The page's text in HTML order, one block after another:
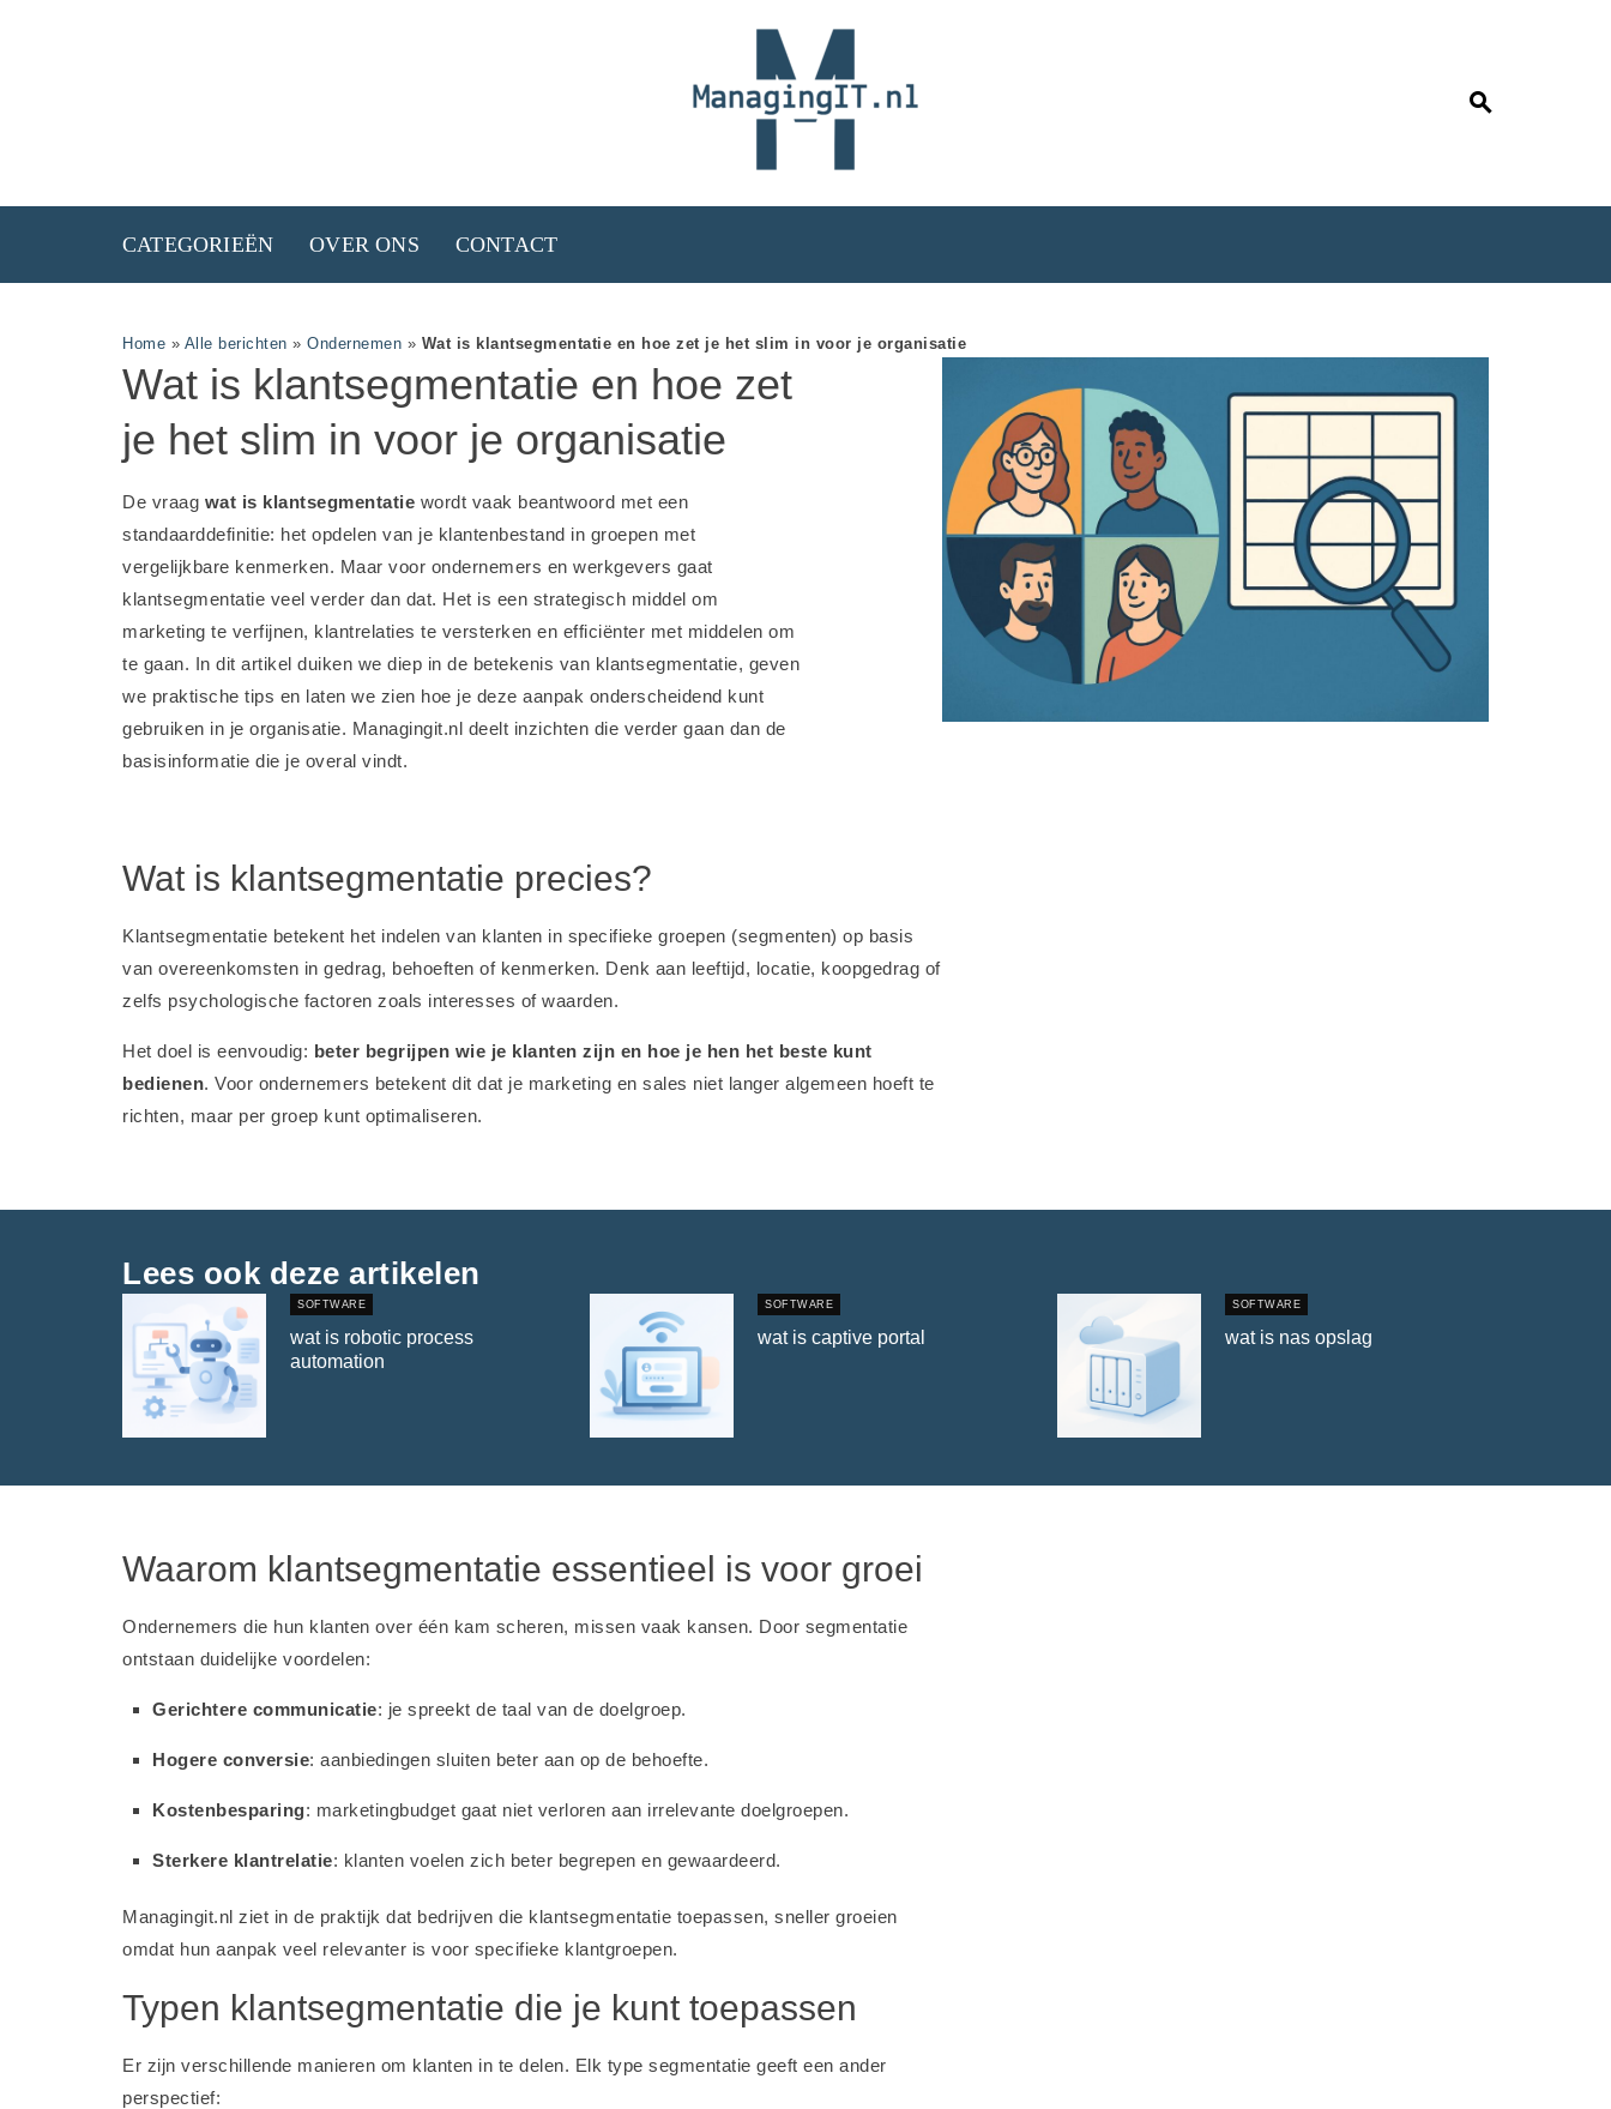
CATEGORIEËN OVER ONS CONTACT
Home » Alle berichten » Ondernemen » Wat is klantsegmentatie en hoe zet je het slim in voor je organisatie
Wat is klantsegmentatie en hoe zet
je het slim in voor je organisatie
De vraag wat is klantsegmentatie wordt vaak beantwoord met een
standaarddefinitie: het opdelen van je klantenbestand in groepen met
vergelijkbare kenmerken. Maar voor ondernemers en werkgevers gaat
klantsegmentatie veel verder dan dat. Het is een strategisch middel om
marketing te verfijnen, klantrelaties te versterken en efficiënter met middelen om
te gaan. In dit artikel duiken we diep in de betekenis van klantsegmentatie, geven
we praktische tips en laten we zien hoe je deze aanpak onderscheidend kunt
gebruiken in je organisatie. Managingit.nl deelt inzichten die verder gaan dan de
basisinformatie die je overal vindt.
Wat is klantsegmentatie precies?
Klantsegmentatie betekent het indelen van klanten in specifieke groepen (segmenten) op basis
van overeenkomsten in gedrag, behoeften of kenmerken. Denk aan leeftijd, locatie, koopgedrag of
zelfs psychologische factoren zoals interesses of waarden.
Het doel is eenvoudig: beter begrijpen wie je klanten zijn en hoe je hen het beste kunt
bedienen. Voor ondernemers betekent dit dat je marketing en sales niet langer algemeen hoeft te
richten, maar per groep kunt optimaliseren.
Lees ook deze artikelen
SOFTWARE
wat is robotic process
automation
SOFTWARE
wat is captive portal
SOFTWARE
wat is nas opslag
Waarom klantsegmentatie essentieel is voor groei
Ondernemers die hun klanten over één kam scheren, missen vaak kansen. Door segmentatie
ontstaan duidelijke voordelen:
Gerichtere communicatie: je spreekt de taal van de doelgroep.
Hogere conversie: aanbiedingen sluiten beter aan op de behoefte.
Kostenbesparing: marketingbudget gaat niet verloren aan irrelevante doelgroepen.
Sterkere klantrelatie: klanten voelen zich beter begrepen en gewaardeerd.
Managingit.nl ziet in de praktijk dat bedrijven die klantsegmentatie toepassen, sneller groeien
omdat hun aanpak veel relevanter is voor specifieke klantgroepen.
Typen klantsegmentatie die je kunt toepassen
Er zijn verschillende manieren om klanten in te delen. Elk type segmentatie geeft een ander
perspectief: